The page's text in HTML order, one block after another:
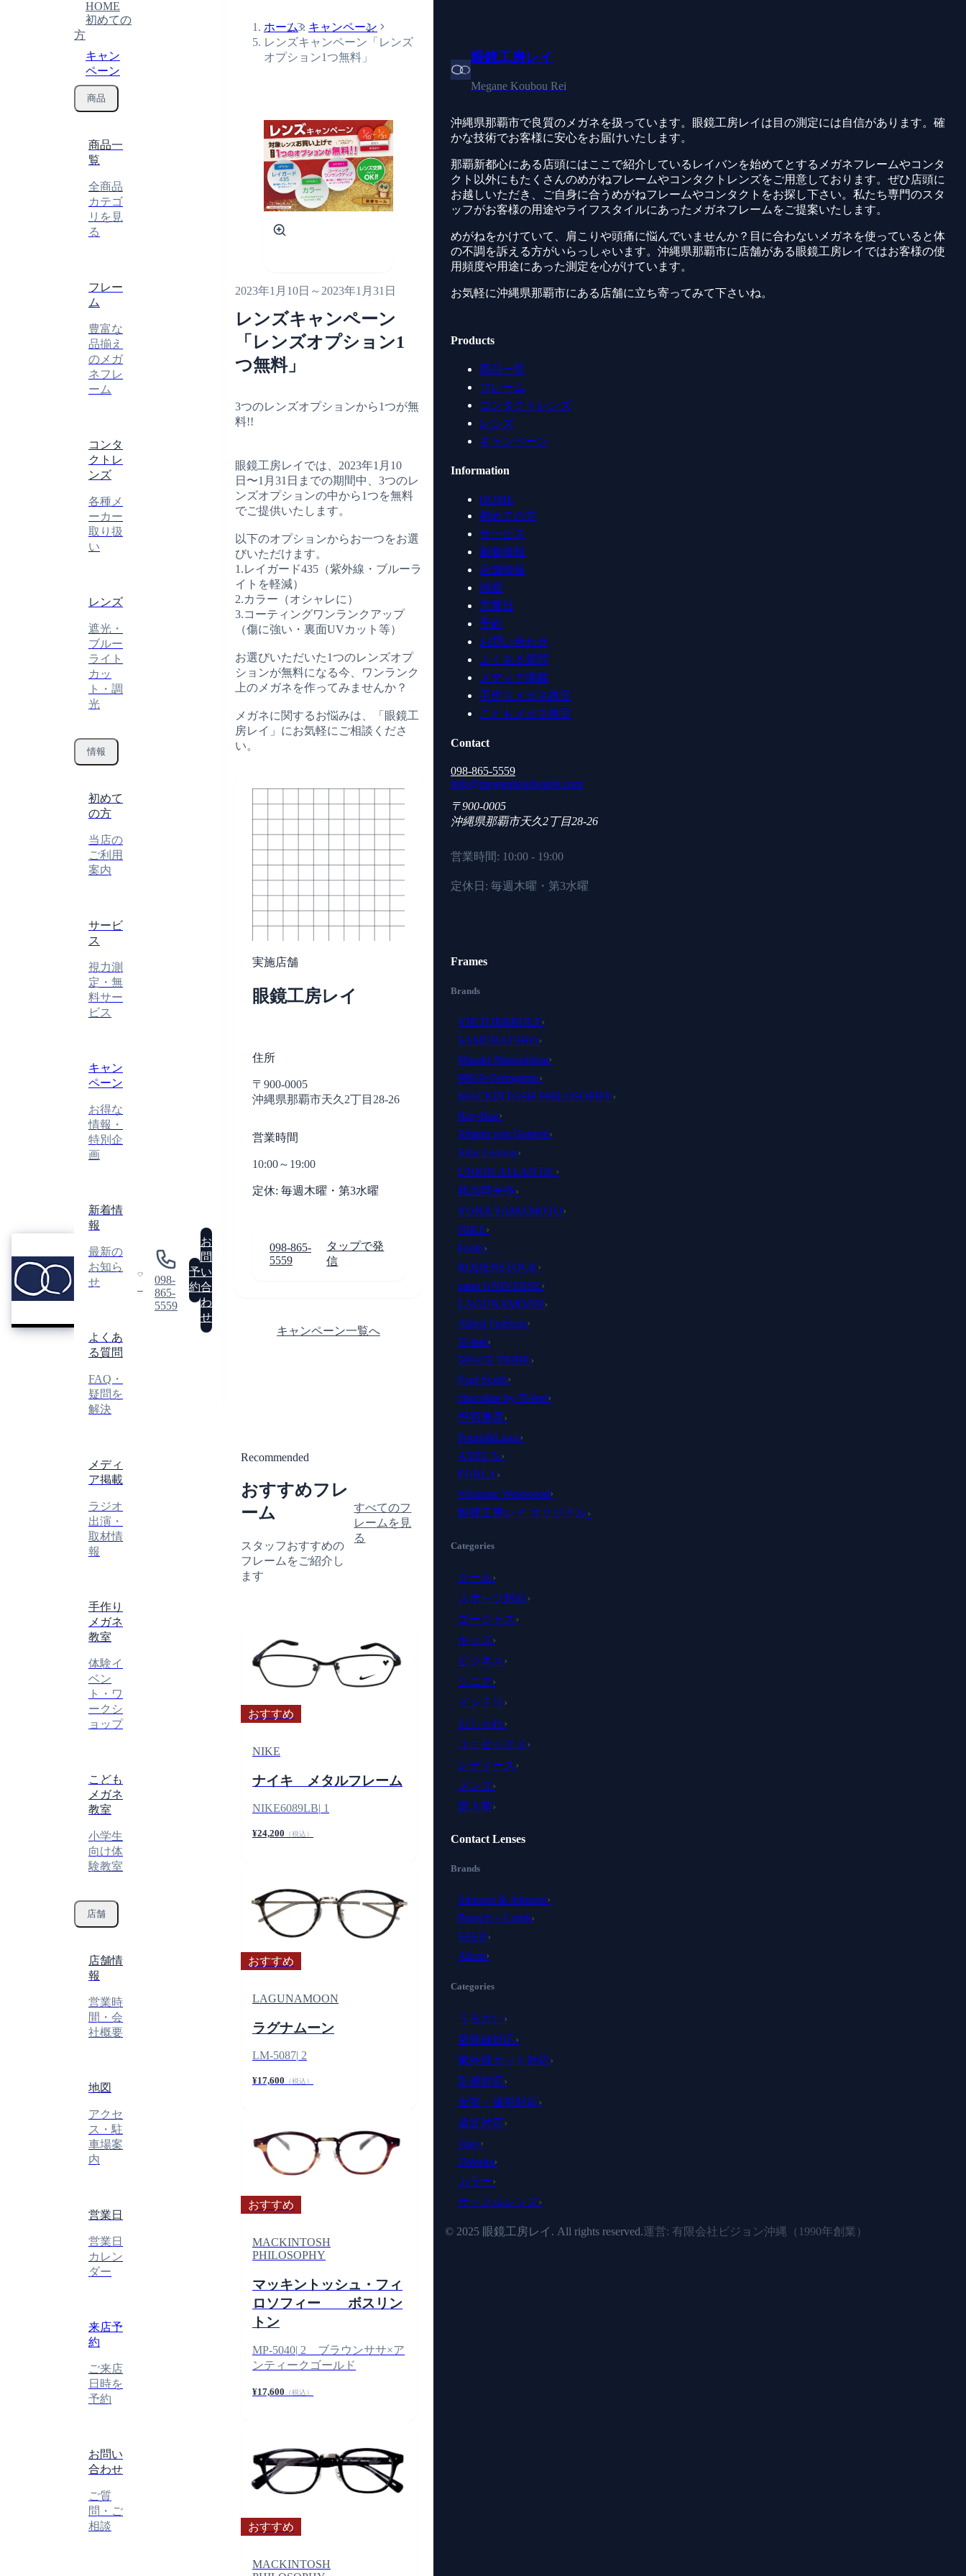
GLASSES
ATELIER
REI
HOME
初めての
方
キャン
ペーン
商品
商品一
覧
全商品
カテゴ
リを見
る
フレー
ム
豊富な
品揃え
のメガ
ネフレ
ーム
コンタ
クトレ
ンズ
各種メ
ーカー
取り扱
い
レンズ
遮光・
ブルー
ライト
カッ
ト・調
光
情報
初めて
の方
当店の
ご利用
案内
サービ
ス
視力測
定・無
料サー
ビス
キャン
ペーン
お得な
情報・
特別企
画
新着情
報
最新の
お知ら
せ
よくあ
る質問
FAQ・
疑問を
解決
メディ
ア掲載
ラジオ
出演・
取材情
報
手作り
メガネ
教室
体験イ
ベン
ト・ワ
ークシ
ョップ
こども
メガネ
教室
小学生
向け体
験教室
店舗
店舗情
報
営業時
間・会
社概要
地図
アクセ
ス・駐
車場案
内
営業日
営業日
カレン
ダー
来店予
約
ご来店
日時を
予約
お問い
合わせ
ご質
問・ご
相談
098-
865-
5559
予
約
お
問
い
合
わ
せ
ホーム
キャンペーン
レンズキャンペーン「レンズ
オプション1つ無料」
2023年1月10日 ～ 2023年1月31日
レンズキャンペーン
「レンズオプション1
つ無料」
3つのレンズオプションから1つが無
料!!
眼鏡工房レイでは、2023年1月10
日〜1月31日までの期間中、3つのレ
ンズオプションの中から1つを無料
でご提供いたします。
以下のオプションからお一つをお選
びいただけます。
1.レイガード435（紫外線・ブルーラ
イトを軽減）
2.カラー（オシャレに）
3.コーティングワンランクアップ
（傷に強い・裏面UVカット等）
お選びいただいた1つのレンズオプ
ションが無料になる今、ワンランク
上のメガネを作ってみませんか？
メガネに関するお悩みは、「眼鏡工
房レイ」にお気軽にご相談くださ
い。
実施店舗
眼鏡工房レイ
住所
〒900-0005
沖縄県那覇市天久2丁目28-26
営業時間
10:00～19:00
定休: 毎週木曜・第3水曜
098-865-
5559
タップで発
信
キャンペーン一覧へ
Recommended
おすすめフレ
ーム
スタッフおすすめの
フレームをご紹介し
ます
すべてのフ
レームを見
る
おすすめ
NIKE
ナイキ メタルフレーム
NIKE6089LB| 1
¥24,200 （税込）
おすすめ
LAGUNAMOON
ラグナムーン
LM-5087| 2
¥17,600 （税込）
おすすめ
MACKINTOSH
PHILOSOPHY
マッキントッシュ・フィ
ロソフィー ボスリン
トン
MP-5040| 2 ブラウンササ×ア
ンティークゴールド
¥17,600 （税込）
おすすめ
MACKINTOSH
眼鏡工房レイ
Megane Koubou Rei
沖縄県那覇市で良質のメガネを扱っています。眼鏡工房レイは目の測定には自信があります。確
かな技術でお客様に安心をお届けいたします。
那覇新都心にある店頭にはここで紹介しているレイバンを始めてとするメガネフレームやコンタ
クト以外にもたくさんのめがねフレームやコンタクトレンズをご用意しております。ぜひ店頭に
お越しいただき、ご自身に合うめがねフレームやコンタクトをお探し下さい。私たち専門のスタ
ッフがお客様の用途やライフスタイルにあったメガネフレームをご提案いたします。
めがねをかけていて、肩こりや頭痛に悩んでいませんか？目に合わないメガネを使っていると体
の不調を訴える方がいらっしゃいます。沖縄県那覇市に店舗がある眼鏡工房レイではお客様の使
用頻度や用途にあった測定を心がけています。
お気軽に沖縄県那覇市にある店舗に立ち寄ってみて下さいね。
Products
商品一覧
フレーム
コンタクトレンズ
レンズ
キャンペーン
Information
HOME
初めての方
サービス
新着情報
店舗情報
地図
営業日
予約
お問い合わせ
よくある質問
メディア掲載
手作りメガネ教室
こどもメガネ教室
Contact
098-865-5559
info@meganekoubourei.com
〒900-0005
沖縄県那覇市天久2丁目28-26
営業時間: 10:00 - 19:00
定休日: 毎週木曜・第3水曜
Frames
Brands
VIKTOR&ROLF›
SAMURAI SHO›
Masaki Matsushima›
999.9×Ferragamo›
MACKINTOSH PHILOSOPHY›
Ray-Ban›
Johann von Goisern›
John Lennon›
UNION ATLANTIC›
銘品晴夫作›
YOHJI YAMAMOTO›
NIKE›
kooki›
RODENSTOCK›
nano UNIVERSE›
LAGUNAMOON›
Albert I'mStein›
Ti-feel›
SPACE TRIBE›
Paul Smith›
chocolate by Ti-feel›
丹羽雅彦›
Points&Lines›
AXEL S.›
FURLA›
Vivienne Westwood›
眼鏡工房レイ オリジナル›
Categories
クール›
スポーツ対応›
ゴージャス ›
キッズ›
ビジネス ›
シニア›
インテリ ›
おしゃれ›
ユニセックス ›
レディース ›
メンズ›
新入荷›
Contact Lenses
Brands
Johnson & Johnson›
Bausch + Lomb›
SEED›
Alcon›
Categories
うるおい›
紫外線対応›
紫外線カット対応›
乱視対応›
近視・遠視対応›
遠近対応›
1day›
2Weeks›
カラー›
サークルレンズ›
© 2025 眼鏡工房レイ. All rights reserved.運営: 有限会社ビジョン沖縄（ 1990年創業）